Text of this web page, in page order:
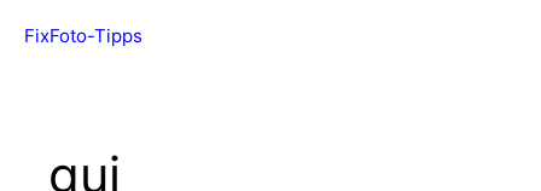
InhaltFixFoto-Tipps
gui